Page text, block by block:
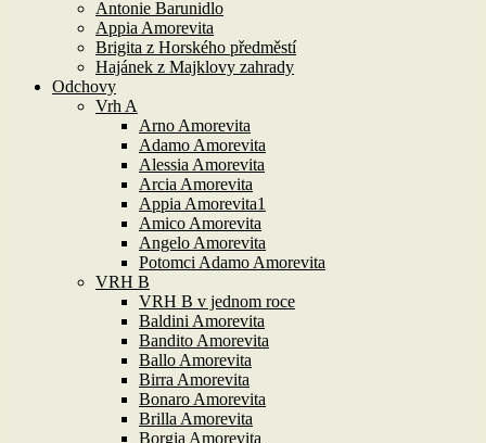
Antonie Barunidlo
Appia Amorevita
Brigita z Horského předměstí
Hajánek z Majklovy zahrady
Odchovy
Vrh A
Arno Amorevita
Adamo Amorevita
Alessia Amorevita
Arcia Amorevita
Appia Amorevita1
Amico Amorevita
Angelo Amorevita
Potomci Adamo Amorevita
VRH B
VRH B v jednom roce
Baldini Amorevita
Bandito Amorevita
Ballo Amorevita
Birra Amorevita
Bonaro Amorevita
Brilla Amorevita
Borgia Amorevita